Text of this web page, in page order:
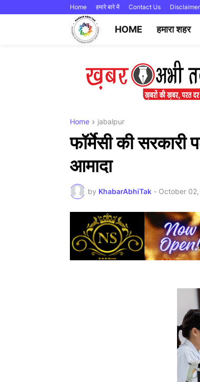
Home हमारे बारे में Contact Us Disclaimer
HOME हमारा शहर
Home jabalpur
फॉर्मेसी की
आमादा
by KhabarAbhiTak - October